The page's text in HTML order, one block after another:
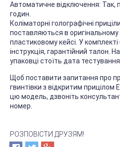
Автоматичне відключення: Так,
годин.
Коліматорні голографічні
поставляються в
пластиковому кейсі. У
інструкція, гарантійний талон.
упаковці стоїть дата
Щоб поставити запитання про
гвинтівки з відкритим прицілом
цю модель, дзвоніть
номер.
РОЗПОВІСТИ ДРУЗЯМ!